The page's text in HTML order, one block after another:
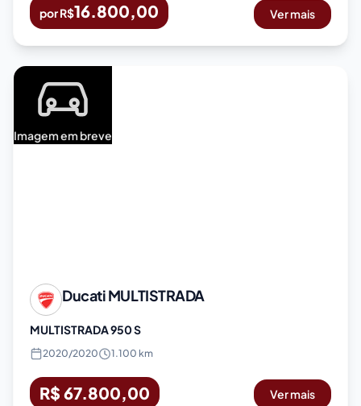
por R$16.800,00 Ver mais
Imagem em breve
DucatiMULTISTRADA
MULTISTRADA 950 S
2020/2020 1.100 km
R$ 67.800,00 Ver mais